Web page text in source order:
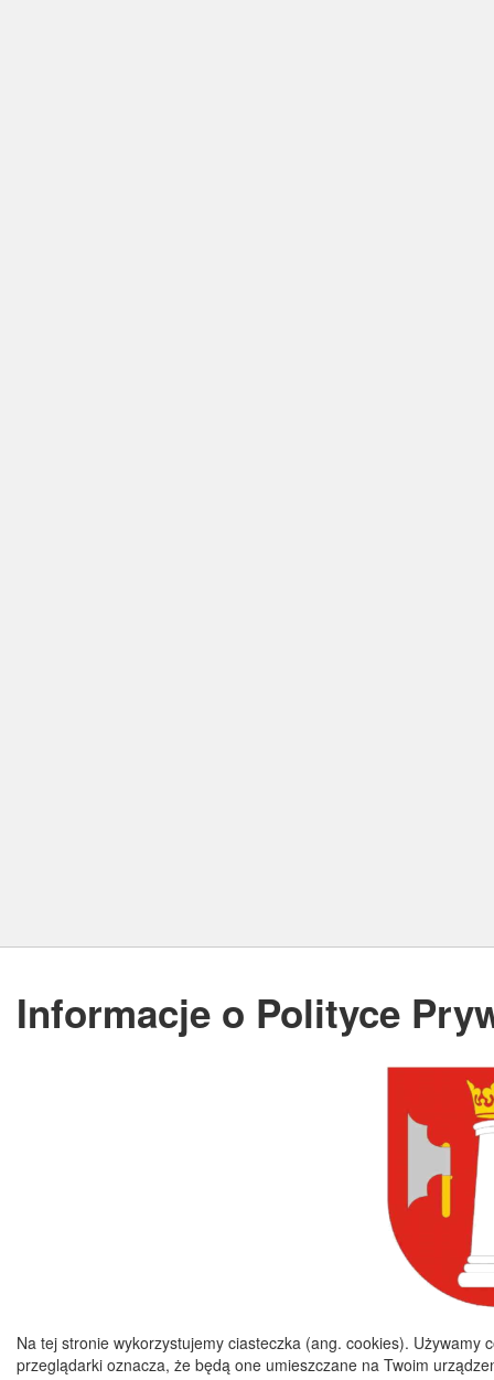
Informacje o Polityce
Na tej stronie wykorzystujemy ciasteczka (ang. cookies). Używamy
przeglądarki oznacza, że będą one umieszczane na Twoim